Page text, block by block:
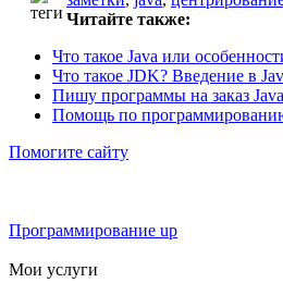
Читайте также:
Что такое Java или
Что такое JDK? Введение в
Пишу программы на заказ Java
Помощь по
Помогите сайту
Программирование up
Мои услуги